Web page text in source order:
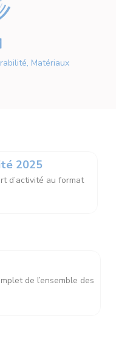
Matériaux
2025
d’activité au format
de l’ensemble des